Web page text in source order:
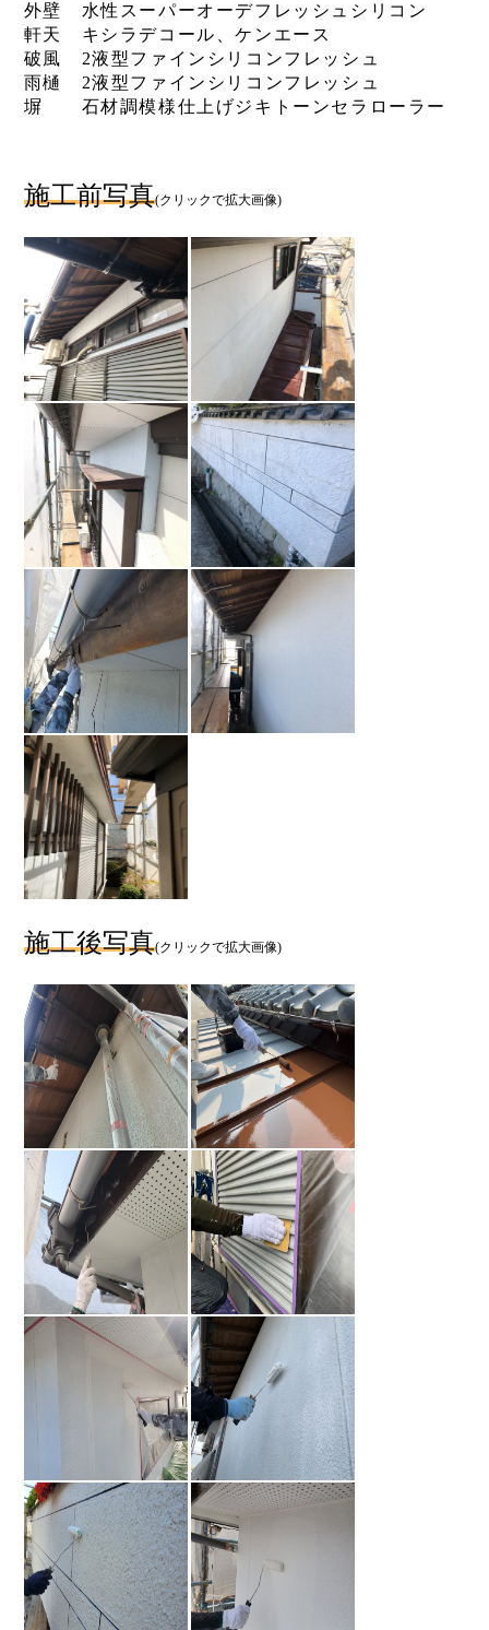
外壁 水性スーパーオーデフレッシュシリコン
軒天 キシラデコール、ケンエース
破風 2液型ファインシリコンフレッシュ
雨樋 2液型ファインシリコンフレッシュ
塀 石材調模様仕上げジキトーンセラローラー
施工前写真(クリックで拡大画像)
施工後写真(クリックで拡大画像)